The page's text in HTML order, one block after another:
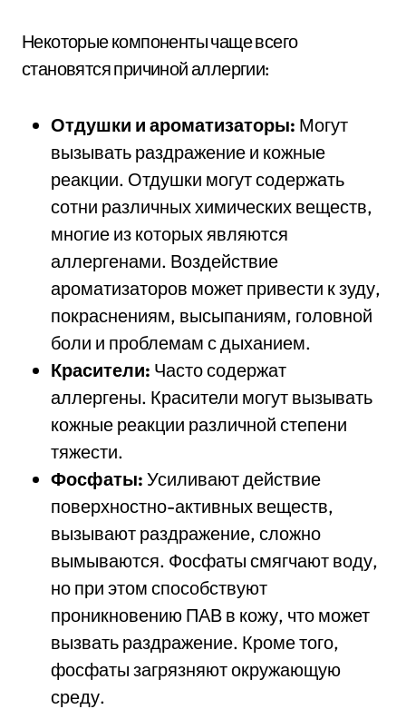
Некоторые компоненты чаще всего
становятся причиной аллергии:
Отдушки и ароматизаторы: Могут
вызывать раздражение и кожные
реакции. Отдушки могут содержать
сотни различных химических веществ,
многие из которых являются
аллергенами. Воздействие
ароматизаторов может привести к зуду,
покраснениям, высыпаниям, головной
боли и проблемам с дыханием.
Красители: Часто содержат
аллергены. Красители могут вызывать
кожные реакции различной степени
тяжести.
Фосфаты: Усиливают действие
поверхностно-активных веществ,
вызывают раздражение, сложно
вымываются. Фосфаты смягчают воду,
но при этом способствуют
проникновению ПАВ в кожу, что может
вызвать раздражение. Кроме того,
фосфаты загрязняют окружающую
среду.